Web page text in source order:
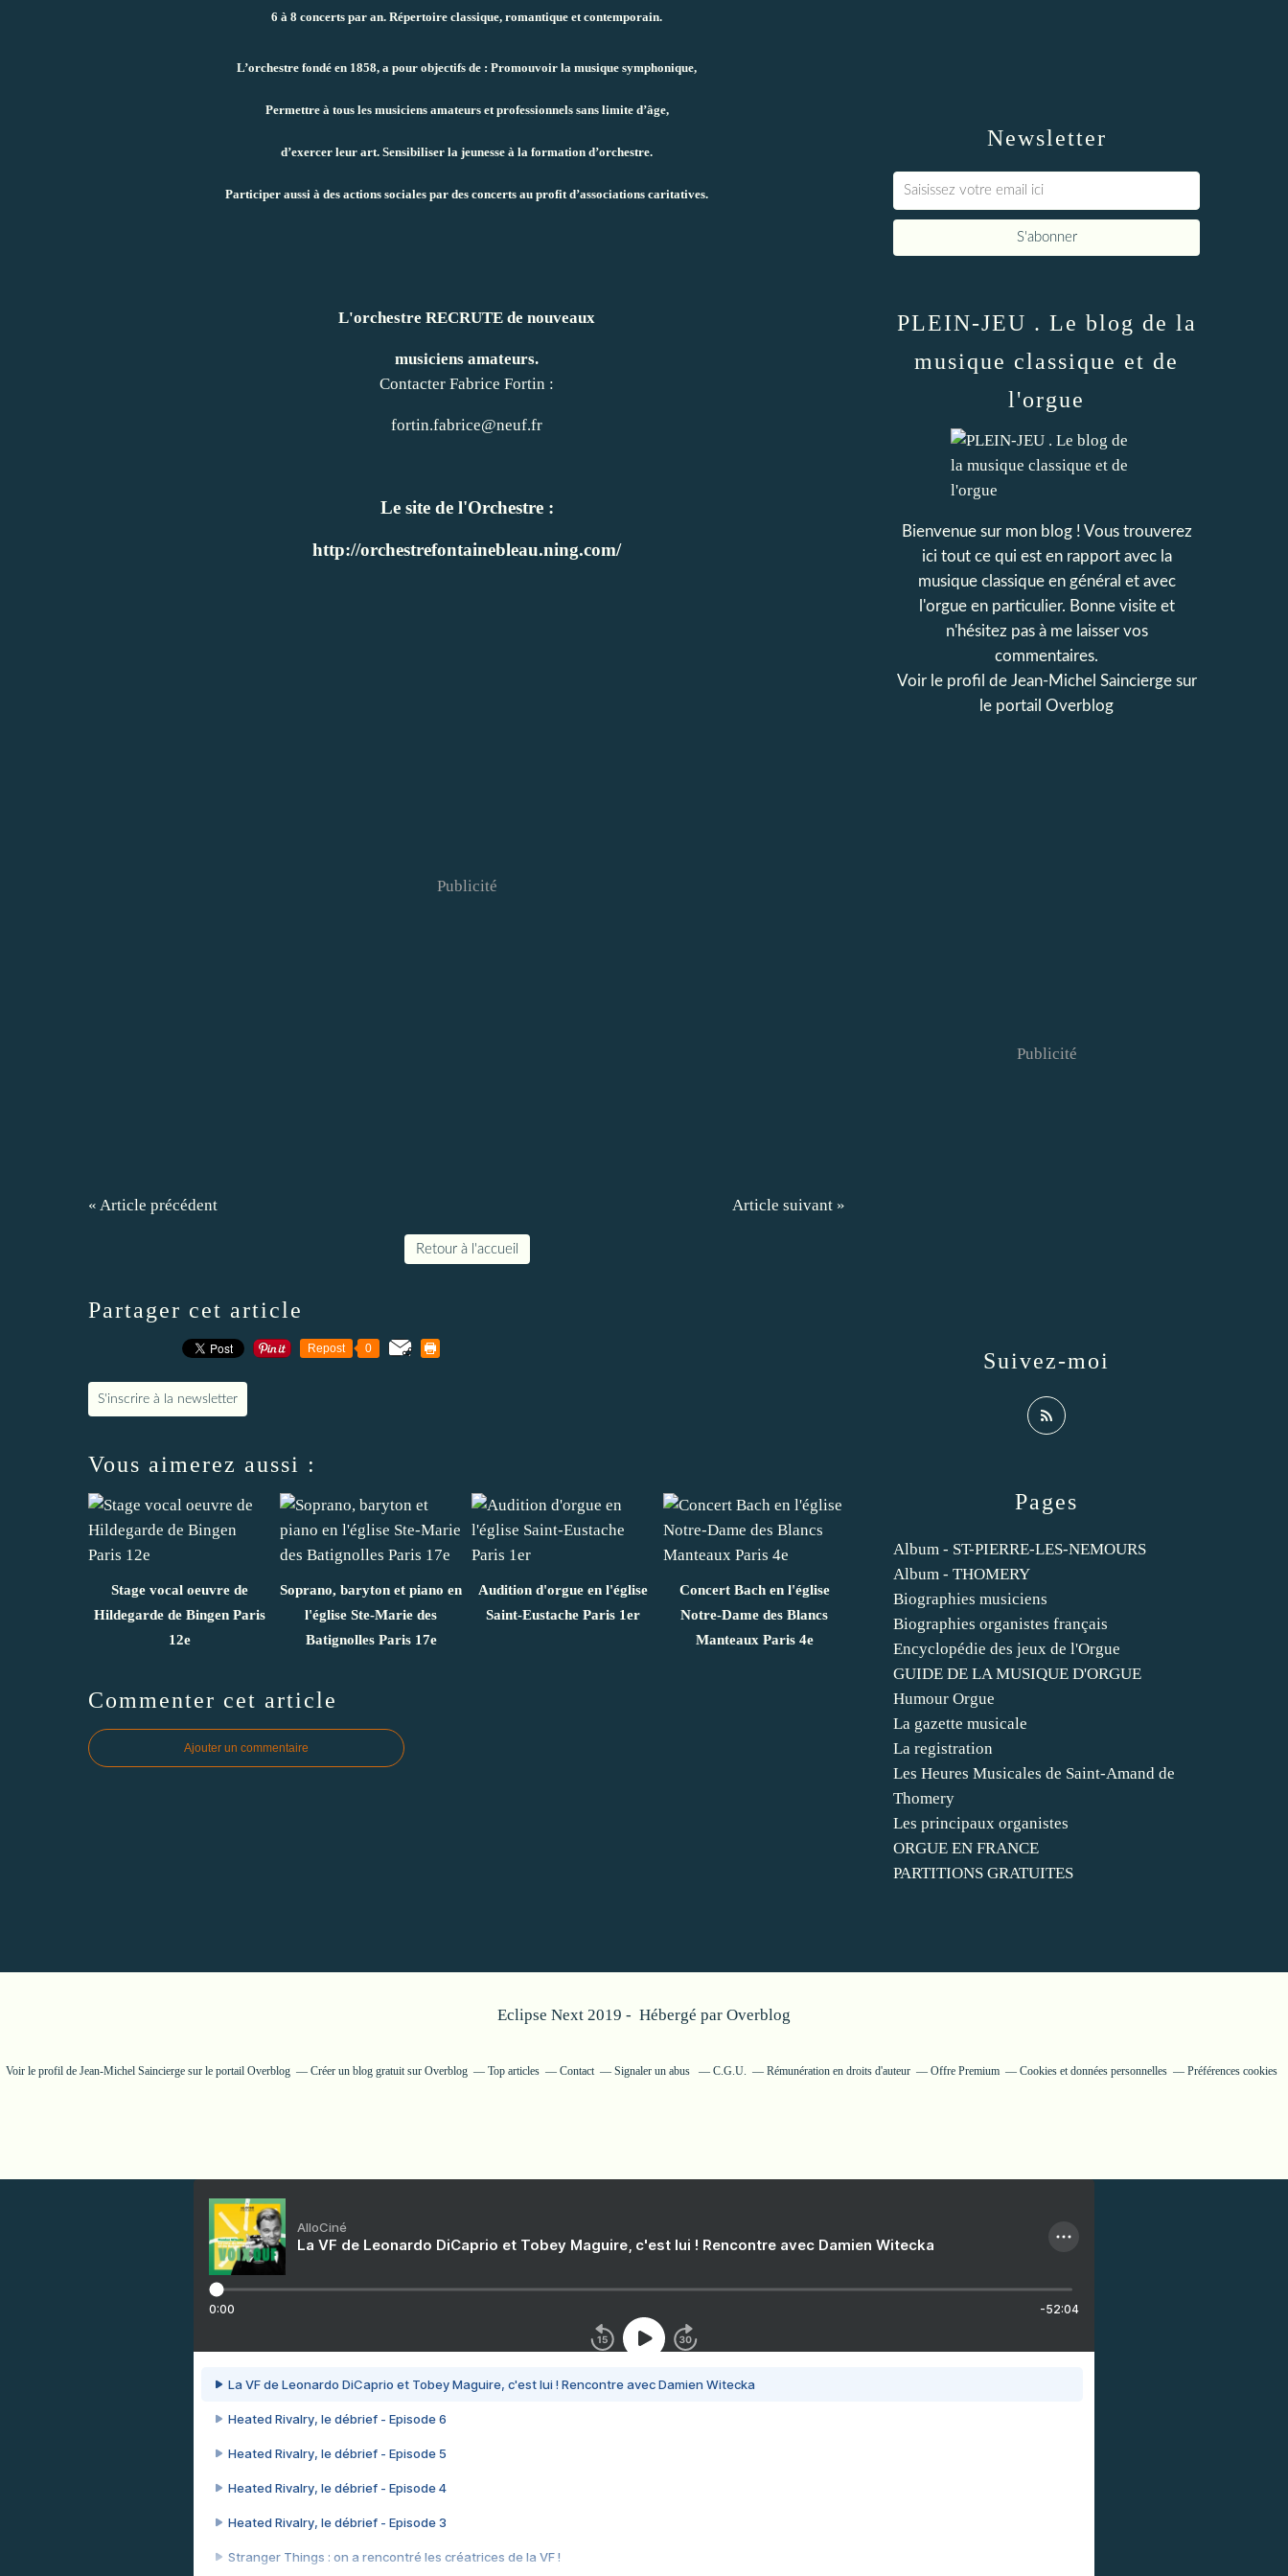
6 à 8 concerts par an. Répertoire classique, romantique et contemporain.
L’orchestre fondé en 1858, a pour objectifs de : Promouvoir la musique symphonique,
Permettre à tous les musiciens amateurs et professionnels sans limite d’âge,
d’exercer leur art. Sensibiliser la jeunesse à la formation d’orchestre.
Participer aussi à des actions sociales par des concerts au profit d’associations caritatives.
L'orchestre RECRUTE de nouveaux
musiciens amateurs.
Contacter Fabrice Fortin :
fortin.fabrice@neuf.fr
Le site de l'Orchestre :
http://orchestrefontainebleau.ning.com/
Publicité
« Article précédent Article suivant »
Retour à l'accueil
Partager cet article
Repost 0
S'inscrire à la newsletter
Vous aimerez aussi :
Stage vocal oeuvre de
Hildegarde de Bingen Paris
12e
Soprano, baryton et piano en
l'église Ste-Marie des
Batignolles Paris 17e
Audition d'orgue en l'église
Saint-Eustache Paris 1er
Concert Bach en l'église
Notre-Dame des Blancs
Manteaux Paris 4e
Commenter cet article
Ajouter un commentaire
Newsletter
Pages
Album - ST-PIERRE-LES-NEMOURS
Album - THOMERY
Biographies musiciens
Biographies organistes français
Encyclopédie des jeux de l'Orgue
GUIDE DE LA MUSIQUE D'ORGUE
Humour Orgue
La gazette musicale
La registration
Les Heures Musicales de Saint-Amand de
Thomery
Les principaux organistes
ORGUE EN FRANCE
PARTITIONS GRATUITES
PLEIN-JEU . Le blog de la
musique classique et de
l'orgue
Bienvenue sur mon blog ! Vous trouverez
ici tout ce qui est en rapport avec la
musique classique en général et avec
l'orgue en particulier. Bonne visite et
n'hésitez pas à me laisser vos
commentaires.
Voir le profil de Jean-Michel Sainciergesur
le portail Overblog
Suivez-moi
Publicité
Eclipse Next 2019 - Hébergé par Overblog
Voir le profil de Jean-Michel Sainciergesur le portail Overblog Créer un blog gratuit sur Overblog Top articles Contact Signaler un abus C.G.U. Rémunération en droits d'auteur Offre Premium Cookies et données personnelles Préférences cookies
AlloCiné
La VF de Leonardo DiCaprio et Tobey Maguire, c'est lui ! Rencontre avec Damien Witecka
0:00 -52:04
La VF de Leonardo DiCaprio et Tobey Maguire, c'est lui ! Rencontre avec Damien Witecka
Heated Rivalry, le débrief - Episode 6
Heated Rivalry, le débrief - Episode 5
Heated Rivalry, le débrief - Episode 4
Heated Rivalry, le débrief - Episode 3
Stranger Things : on a rencontré les créatrices de la VF !